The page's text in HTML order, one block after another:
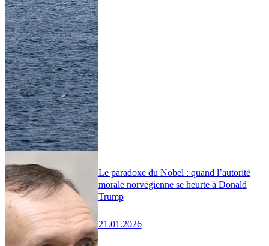
Le paradoxe du Nobel : quand l’autorité
morale norvégienne se heurte à Donald
Trump
21.01.2026